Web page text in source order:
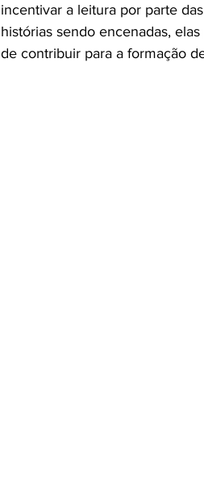
incentivar a leitura por parte
histórias sendo encenadas,
de contribuir para a formação